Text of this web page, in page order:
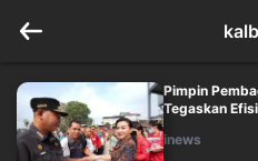
Pimpin
Tegaskan
inews